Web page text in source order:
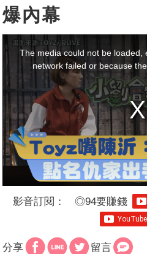
爆內幕
a
The media could not be loaded,
network failed or because
影音訂閱： ◎94要賺錢
分享 留言